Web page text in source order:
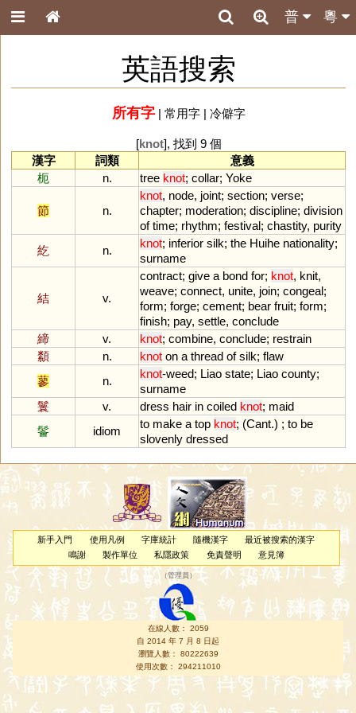
粵
普
英語搜索
所有字| 常用字| 冷僻字
[knot], 找到 9 個
漢字
詞類
意義
枙
n. tree knot; collar; Yoke
節 n.
knot, node, joint; section; verse;
chapter; moderation; discipline; division
of time; rhythm; festival; chastity, purity
紇
n.
knot; inferior silk; the Huihe nationality;
surname
結 v.
contract; give a bond for; knot, knit,
weave; connect, unite, join; congeal;
form; forge; cement; bear fruit; form;
finish; pay, settle, conclude
締
v. knot; combine, conclude; restrain
纇
n. knot on a thread of silk; flaw
蓼
n.
knot-weed; Liao state; Liao county;
surname
鬟
v. dress hair in coiled knot; maid
鬠
idiom
to make a top knot; (Cant.) ; to be
slovenly dressed
新手入門 使用凡例 字庫統計 隨機漢字
最近被搜索的漢字
鳴謝
製作單位 私隱政策 免責聲明 意見簿
（管理員 ）
在線人數： 2059
自 2014 年 7 月 8 日起
瀏覽人數： 80222639
使用次數： 294211010